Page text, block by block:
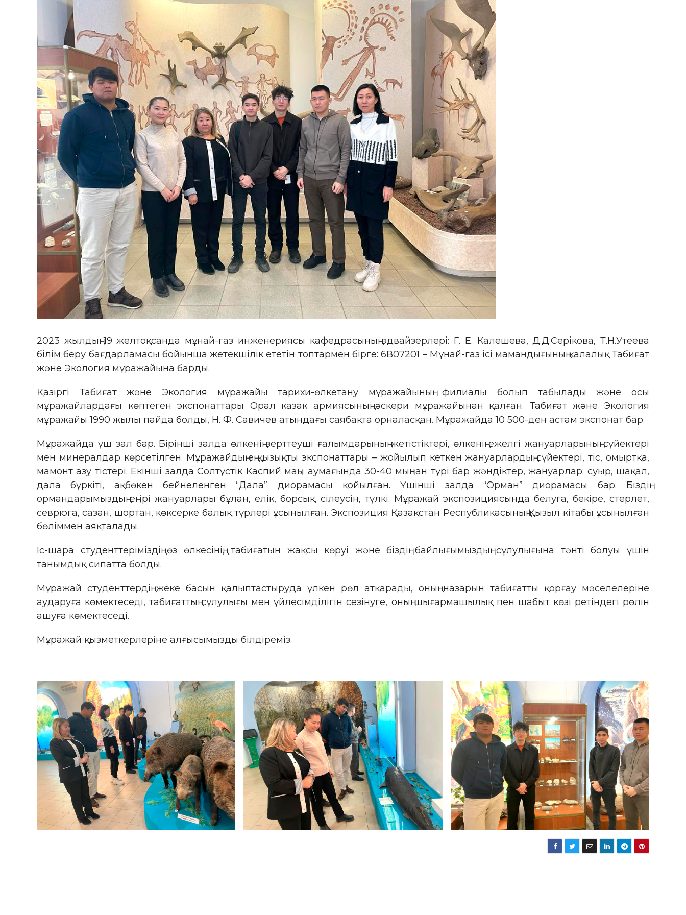
2023 жылдың 19 желтоқсанда мұнай-газ инженериясы кафедрасының эдвайзерлері: Г. Е. Калешева, Д.Д.Серікова, Т.Н.Утеева
білім беру бағдарламасы бойынша жетекшілік ететін топтармен бірге: 6В07201 – Мұнай-газ ісі мамандығының қалалық Табиғат
және Экология мұражайына барды.
Қазіргі Табиғат және Экология мұражайы тарихи-өлкетану мұражайының филиалы болып табылады және осы
мұражайлардағы көптеген экспонаттары Орал казак армиясының әскери мұражайынан қалған. Табиғат және Экология
мұражайы 1990 жылы пайда болды, Н. Ф. Савичев атындағы саябақта орналасқан. Мұражайда 10 500-ден астам экспонат бар.
Мұражайда үш зал бар. Бірінші залда өлкенің зерттеуші ғалымдарының жетістіктері, өлкенің ежелгі жануарларының сүйектері
мен минералдар көрсетілген. Мұражайдың ең қызықты экспонаттары – жойылып кеткен жануарлардың сүйектері, тіс, омыртқа,
мамонт азу тістері. Екінші залда Солтүстік Каспий маңы аумағында 30-40 мыңнан түрі бар жәндіктер, жануарлар: суыр, шақал,
дала бүркіті, ақбөкен бейнеленген “Дала” диорамасы қойылған. Үшінші залда “Орман” диорамасы бар. Біздің
ормандарымыздың ең ірі жануарлары бұлан, елік, борсық, сілеусін, түлкі. Мұражай экспозициясында белуга, бекіре, стерлет,
севрюга, сазан, шортан, көксерке балық түрлері ұсынылған. Экспозиция Қазақстан Республикасының Қызыл кітабы ұсынылған
бөліммен аяқталады.
Іс-шара студенттеріміздің өз өлкесінің, табиғатын жақсы көруі және біздің байлығымыздың сұлулығына тәнті болуы үшін
танымдық сипатта болды.
Мұражай студенттердің жеке басын қалыптастыруда үлкен рөл атқарады, оның назарын табиғатты қорғау мәселелеріне
аударуға көмектеседі, табиғаттың сұлулығы мен үйлесімділігін сезінуге, оның шығармашылық пен шабыт көзі ретіндегі рөлін
ашуға көмектеседі.
Мұражай қызметкерлеріне алғысымызды білдіреміз.